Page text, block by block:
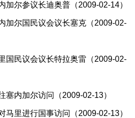
加尔参议长迪奥普（2009-02-14）
加尔国民议会议长塞克（2009-02-
国民议会议长特拉奥雷（2009-02-
塞内加尔访问（2009-02-13）
马里进行国事访问（2009-02-13）